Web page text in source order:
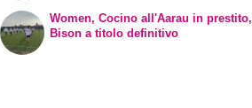
Women, Cocino all'Aarau in prestito,
Bison a titolo definitivo